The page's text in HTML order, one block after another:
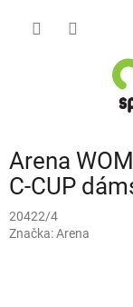
Arena
C-CUP
20422/4
Značka:Arena